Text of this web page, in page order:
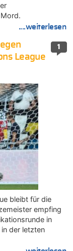
....weiterlesen
1
League
bleibt für die
empfing
in
der letzten